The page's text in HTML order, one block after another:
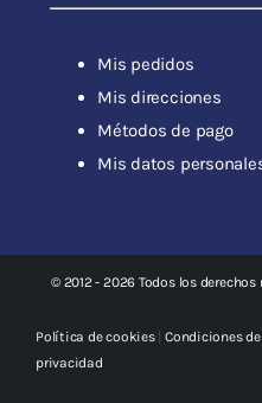
Mis pedidos
Mis direcciones
Métodos de pago
Mis datos
© 2012 - 2026 Todos los derechos
Política de cookies|Condiciones
privacidad